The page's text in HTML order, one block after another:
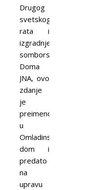
Drugog
svetskog
rata i
izgradnje
somborskog
Doma
JNA, ovo
zdanje
je
preimenovano
u
Omladinski
dom i
predato
na
upravu